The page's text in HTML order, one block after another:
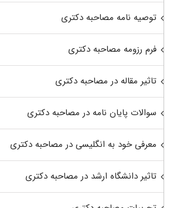
توصیه نامه مصاحبه دکتری
فرم رزومه مصاحبه دکتری
تاثیر مقاله در مصاحبه دکتری
سوالات پایان نامه در مصاحبه دکتری
معرفی خود به انگلیسی در مصاحبه دکتری
تاثیر دانشگاه ارشد در مصاحبه دکتری